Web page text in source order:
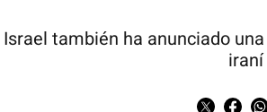
también ha anunciado
iraní